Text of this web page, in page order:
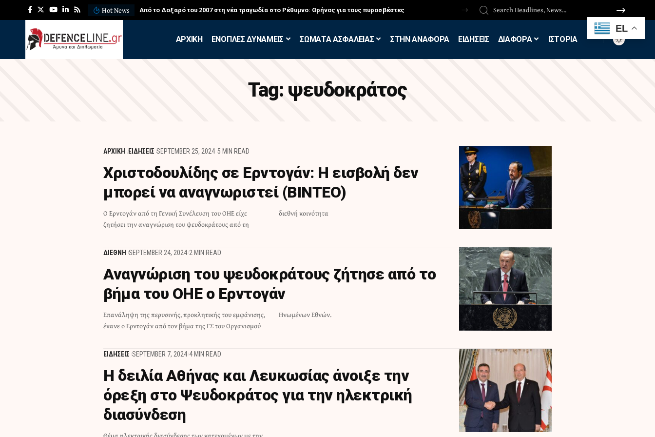
Hot News Από το Δοξαρό του 2007 στη νέα τραγωδία στο Ρέθυμνο: Θρήνος για τους πυροσβέστες
APXIKH ΕΝΟΠΛΕΣ ΔΥΝΑΜΕΙΣ ΣΩΜΑΤΑ ΑΣΦΑΛΕΙΑΣ ΣΤΗΝ ΑΝΑΦΟΡΑ ΕΙΔΗΣΕΙΣ ΔΙΑΦΟΡΑ ΙΣΤΟΡΙΑ
Tag: ψευδοκράτος
ΑΡΧΙΚΗ ΕΙΔΗΣΕΙΣ SEPTEMBER 25, 2024 5 MIN READ
Χριστοδουλίδης σε Ερντογάν: Η εισβολή δεν
μπορεί να αναγνωριστεί (ΒΙΝΤΕΟ)
Ο Ερντογάν από τη Γενική Συνέλευση του ΟΗΕ είχε
ζητήσει την αναγνώριση του ψευδοκράτους από τη
διεθνή κοινότητα
ΔΙΕΘΝΗ SEPTEMBER 24, 2024 2 MIN READ
Αναγνώριση του ψευδοκράτους ζήτησε από το
βήμα του ΟΗΕ ο Ερντογάν
Επανάληψη της περυσινής, προκλητικής του εμφάνισης,
έκανε ο Ερντογάν από τον βήμα της ΓΣ του Οργανισμού
Ηνωμένων Εθνών.
ΕΙΔΗΣΕΙΣ SEPTEMBER 7, 2024 4 MIN READ
Η δειλία Αθήνας και Λευκωσίας άνοιξε την
όρεξη στο Ψευδοκράτος για την ηλεκτρική
διασύνδεση
EL